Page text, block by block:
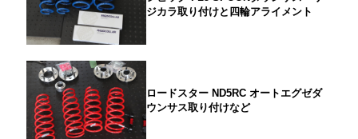
ジカラ取り付けと四輪アライメント
ロードスター ND5RC オートエグゼダ
ウンサス取り付けなど